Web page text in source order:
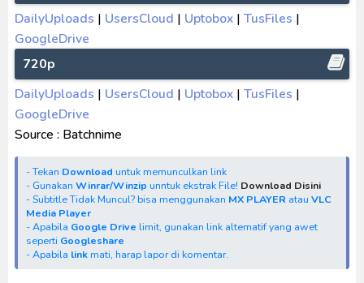
DailyUploads | UsersCloud | Uptobox | TusFiles |
GoogleDrive
720p
DailyUploads | UsersCloud | Uptobox | TusFiles |
GoogleDrive
Source : Batchnime
- Tekan Download untuk memunculkan link
- Gunakan Winrar/Winzip unntuk ekstrak File! Download Disini
- Subtitle Tidak Muncul? bisa menggunakan MX PLAYER atau VLC
Media Player
- Apabila Google Drive limit, gunakan link alternatif yang awet
seperti Googleshare
- Apabila linkmati, harap lapor di komentar.